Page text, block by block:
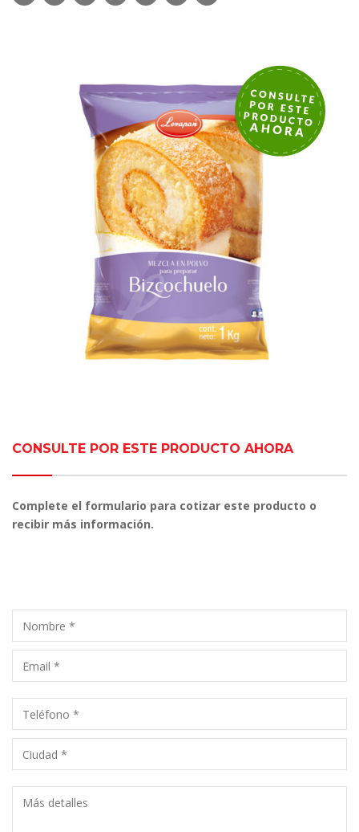
CONSULTE POR ESTE PRODUCTO AHORA
Complete el formulario para cotizar este producto o
recibir más información.